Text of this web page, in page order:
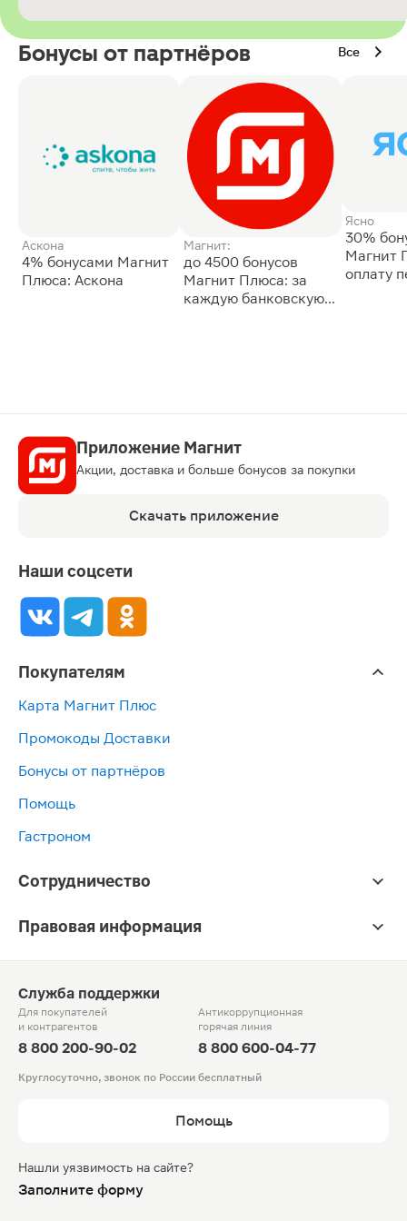
Бонусы от партнёров Все
Аскона
4% бонусами Магнит
Плюса: Аскона
Магнит:
до 4500 бонусов
Магнит Плюса: за
каждую банковскую
Ясно
30%
Магнит
оплату
Приложение Магнит
Акции, доставка и больше бонусов за покупки
Скачать приложение
Наши соцсети
Покупателям
Карта Магнит Плюс
Промокоды Доставки
Бонусы от партнёров
Помощь
Гастроном
Сотрудничество
Правовая информация
Служба поддержки
Для покупателей
и контрагентов
8 800 200-90-02
Антикоррупционная
горячая линия
8 800 600-04-77
Круглосуточно, звонок по России бесплатный
Помощь
Нашли уязвимость на сайте?
Заполните форму